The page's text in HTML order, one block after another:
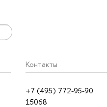
Контакты
+7 (495) 772-95-90
15068